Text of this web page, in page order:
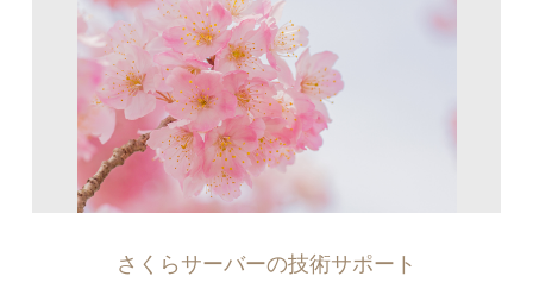
さくらサーバーの技術サポート